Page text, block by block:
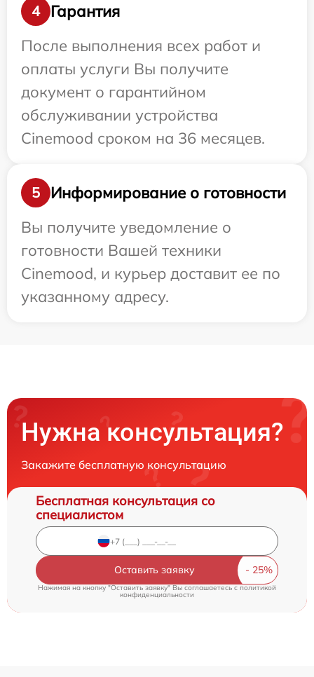
4
Гарантия
После выполнения всех работ и
оплаты услуги Вы получите
документ о гарантийном
обслуживании устройства
Cinemood сроком на 36 месяцев.
5
Информирование о готовности
Вы получите уведомление о
готовности Вашей техники
Cinemood, и курьер доставит ее по
указанному адресу.
Нужна консультация?
Закажите бесплатную консультацию
Бесплатная консультация со
специалистом
Оставить заявку
Нажимая на кнопку "Оставить заявку" Вы соглашаетесь cполитикой
конфиденциальности